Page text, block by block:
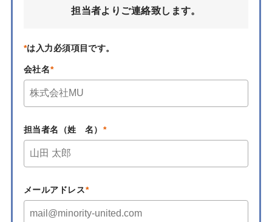
担当者よりご連絡致します。
*は入力必須項目です。
会社名
担当者名（姓 名）
メールアドレス